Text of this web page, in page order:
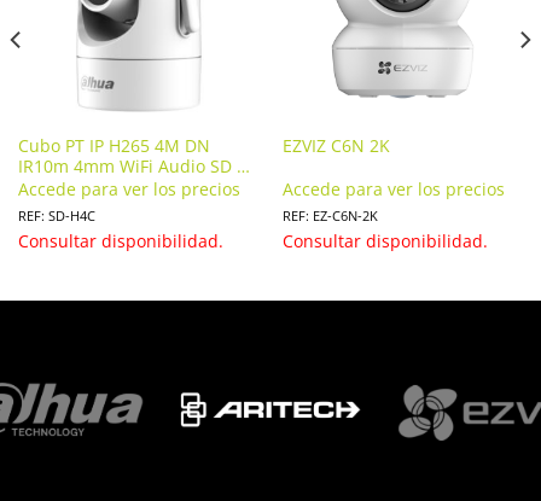
Cubo PT IP H265 4M DN
IR10m 4mm WiFi Audio SD 5V
MIC. SD-H4C
Accede para ver los precios
REF: SD-H4C
Consultar disponibilidad.
EZVIZ C6N 2K
Accede para ver los precios
REF: EZ-C6N-2K
Consultar disponibilidad.